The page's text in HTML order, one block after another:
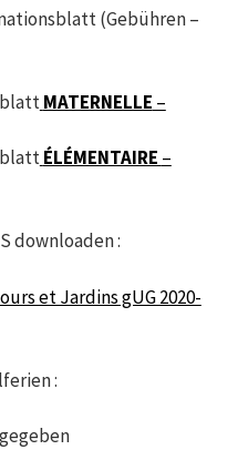
(Gebühren –
MATERNELLE –
ÉLÉMENTAIRE –
downloaden :
et Jardins gUG 2020-
: